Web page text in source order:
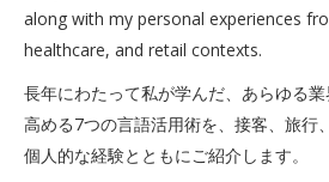
along with my personal experiences
healthcare, and retail contexts.
長年にわたって私が学んだ、あらゆる
高める7つの言語活用術を、接客、旅行
個人的な経験とともにご紹介します。